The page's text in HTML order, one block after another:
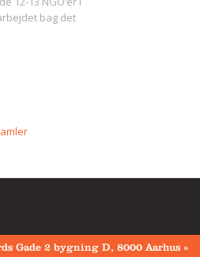
bag det
Gade 2 bygning D, 8000 Aarhus »